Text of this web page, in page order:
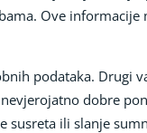
Ove
podataka. Drugi
dobre
susreta ili slanje